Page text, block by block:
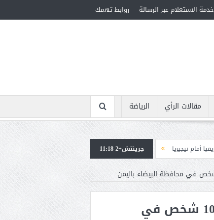
خدمة الاستعلام عبر الرسالة روابط تهمك
مقالات الرأي
الرياضة
استقبال جماهيرى حاشد لمحمد صلاح لدى وصوله إلى تركيا لإتمام انتقاله إلى
جرينتش+2 11:18
مليشيا الحوثي تختطف أكثر من 100 شخص في